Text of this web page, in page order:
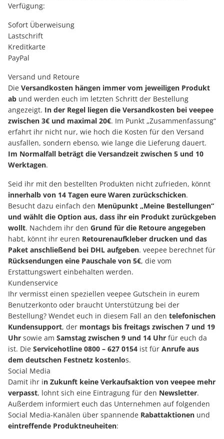
Verfügung:
Sofort Überweisung
Lastschrift
Kreditkarte
PayPal
Versand und Retoure
Die Versandkosten hängen immer vom jeweiligen Produkt
ab und werden euch im letzten Schritt der Bestellung
angezeigt. In der Regel liegen die Versandkosten bei veepee
zwischen 3€ und maximal 20€. Im Punkt „Zusammenfassung“
erfahrt ihr nicht nur, wie hoch die Kosten für den Versand
ausfallen, sondern ebenso, wie lange die Lieferung dauert.
Im Normalfall beträgt die Versandzeit zwischen 5 und 10
Werktagen.
Seid ihr mit den bestellten Produkten nicht zufrieden, könnt
innerhalb von 14 Tagen eure Waren zurückschicken.
Besucht dazu einfach den Menüpunkt „Meine Bestellungen“
und wählt die Option aus, dass ihr ein Produkt zurückgeben
wollt. Nachdem ihr den Grund für die Retoure angegeben
habt, könnt ihr euren Retourenaufkleber drucken und das
Paket anschließend bei DHL aufgeben. veepee berechnet für
Rücksendungen eine Pauschale von 5€, die vom
Erstattungswert einbehalten werden.
Kundenservice
Ihr vermisst einen speziellen veepee Gutschein in eurem
Benutzerkonto oder braucht Unterstützung bei der
Bestellung? Wendet euch in diesem Fall an den telefonischen
Kundensupport, der montags bis freitags zwischen 7 und 19
Uhr sowie am Samstag zwischen 9 und 14 Uhr für euch da
ist. Die Servicehotline 0800 – 627 0154 ist für Anrufe aus
dem deutschen Festnetz kostenlos.
Social Media
Damit ihr in Zukunft keine Verkaufsaktion von veepee mehr
verpasst, lohnt sich eine Eintragung für den Newsletter.
Außerdem informiert euch das Unternehmen auf folgenden
Social Media-Kanälen über spannende Rabattaktionen und
eintreffende Produktneuheiten: